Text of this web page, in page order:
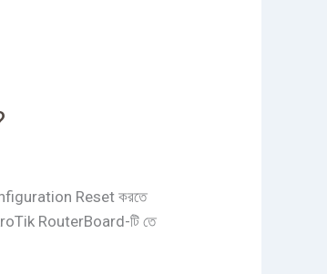
Reset করতে
RouterBoard-টি তে